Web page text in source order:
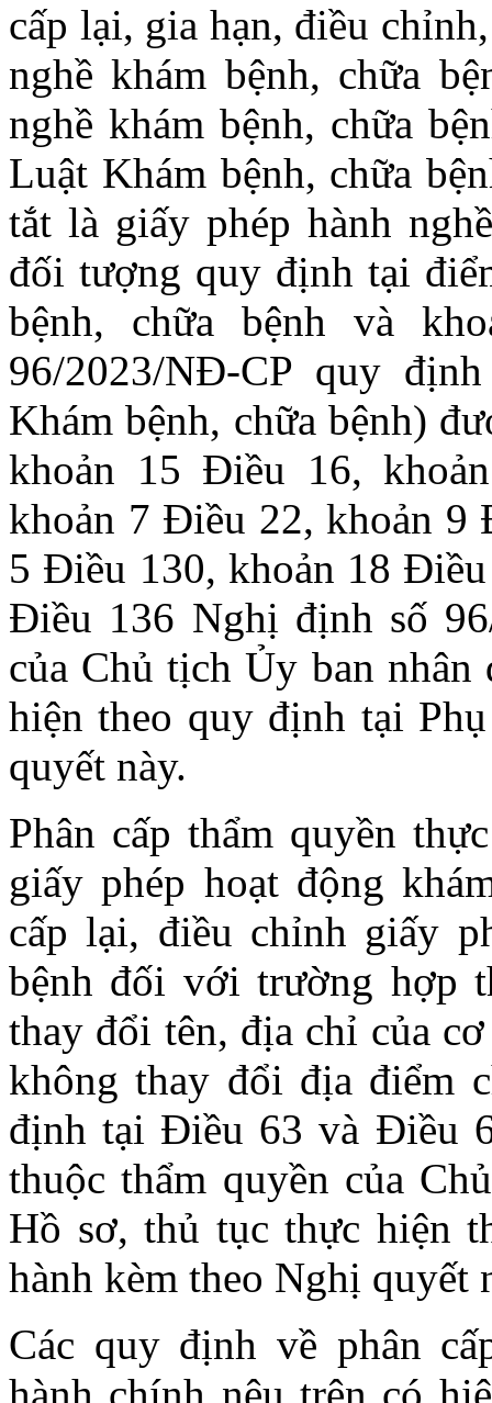
cấp lại, gia hạn, điều
nghề khám bệnh, chữa
nghề khám bệnh, chữa
Luật Khám bệnh, chữa
tắt là giấy phép hành
đối tượng quy định tại
bệnh, chữa bệnh và
96/2023/NĐ-CP quy
Khám bệnh, chữa bệnh)
khoản 15 Điều 16,
khoản 7 Điều 22, khoản 9
5 Điều 130, khoản 18
Điều 136 Nghị định số
của Chủ tịch Ủy ban
hiện theo quy định tại
quyết này.
Phân cấp thẩm quyền
giấy phép hoạt động
cấp lại, điều chỉnh giấy
bệnh đối với trường hợp
thay đổi tên, địa chỉ của
không thay đổi địa điểm
định tại Điều 63 và Điều
thuộc thẩm quyền của
Hồ sơ, thủ tục thực hiện
hành kèm theo Nghị quyết
Các quy định về phân